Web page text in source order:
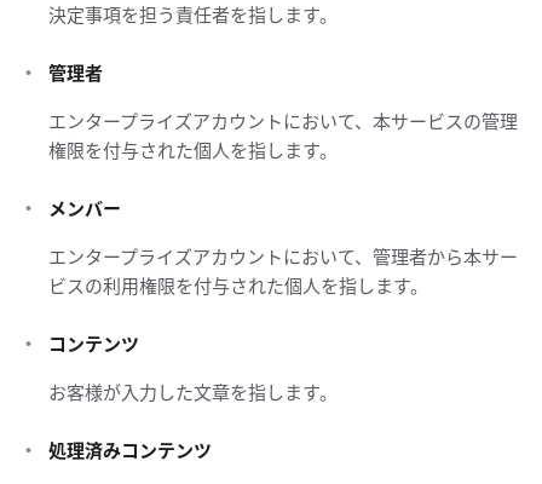
決定事項を担う責任者を指します。
管理者
エンタープライズアカウントにおいて、本サービスの管理
権限を付与された個人を指します。
メンバー
エンタープライズアカウントにおいて、管理者から本サー
ビスの利用権限を付与された個人を指します。
コンテンツ
お客様が入力した文章を指します。
処理済みコンテンツ